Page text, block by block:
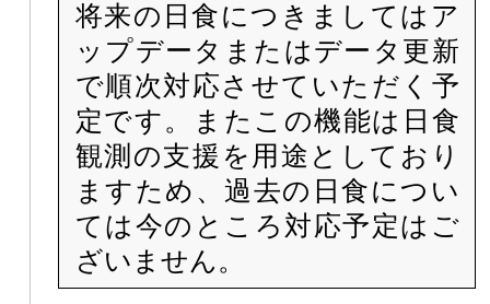
将来の日食につきましてはア
ップデータまたはデータ更新
で順次対応させていただく予
定です。またこの機能は日食
観測の支援を用途としており
ますため、過去の日食につい
ては今のところ対応予定はご
ざいません。